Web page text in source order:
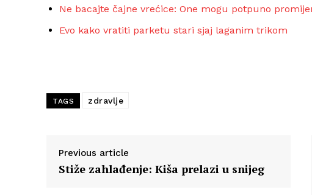
Ne bacajte čajne vrećice: One mogu potpuno
Evo kako vratiti parketu stari sjaj laganim trikom
TAGS zdravlje
Previous article
Stiže zahlađenje: Kiša prelazi u snijeg